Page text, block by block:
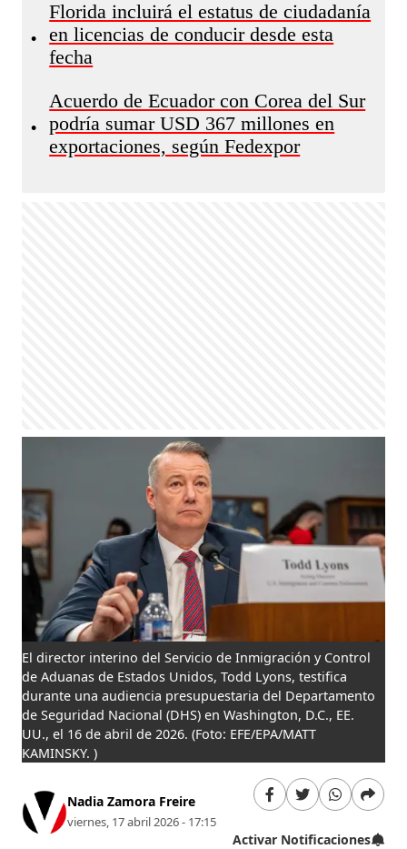
•
Florida incluirá el estatus de ciudadanía
en licencias de conducir desde esta
fecha
•
Acuerdo de Ecuador con Corea del Sur
podría sumar USD 367 millones en
exportaciones, según Fedexpor
El director interino del Servicio de Inmigración y Control
de Aduanas de Estados Unidos, Todd Lyons, testifica
durante una audiencia presupuestaria del Departamento
de Seguridad Nacional (DHS) en Washington, D.C., EE.
UU., el 16 de abril de 2026. (Foto: EFE/EPA/MATT
KAMINSKY. )
Nadia Zamora Freire
viernes, 17 abril 2026 - 17:15
Activar Notificaciones